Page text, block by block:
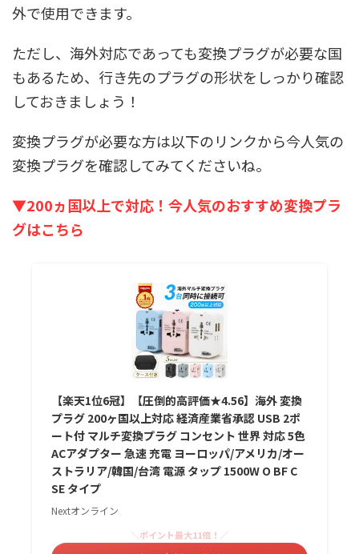
外で使用できます。
ただし、海外対応であっても変換プラグが必要な国
もあるため、行き先のプラグの形状をしっかり確認
しておきましょう！
変換プラグが必要な方は以下のリンクから今人気の
変換プラグを確認してみてくださいね。
▼200ヵ国以上で対応！今人気のおすすめ変換プラ
グはこちら
【楽天1位6冠】【圧倒的高評価★4.56】海外 変換
プラグ 200ヶ国以上対応 経済産業省承認 USB 2ポ
ート付 マルチ変換プラグ コンセント 世界 対応 5色
ACアダプター 急速 充電 ヨーロッパ/アメリカ/オー
ストラリア/韓国/台湾 電源 タップ 1500W O BF C
SE タイプ
Nextオンライン
＼ポイント最大11倍！／